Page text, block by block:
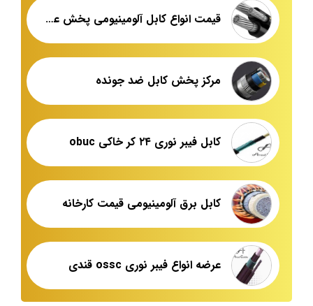
قیمت انواع کابل آلومینیومی پخش عمده
مرکز پخش کابل ضد جونده
کابل فیبر نوری ۲۴ کر خاکی obuc
کابل برق آلومینیومی قیمت کارخانه
عرضه انواع فیبر نوری ossc قندی